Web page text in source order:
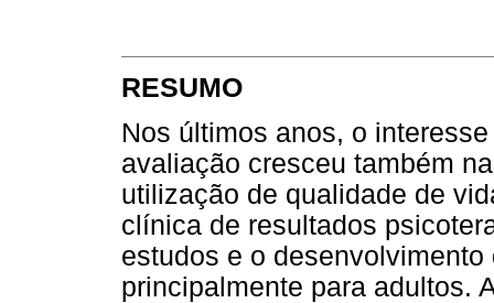
RESUMO
Nos últimos anos, o
avaliação cresceu também
utilização de qualidade de
clínica de resultados
estudos e o
principalmente para adultos.